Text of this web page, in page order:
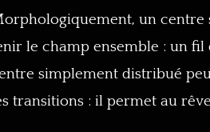
un centre
le champ ensemble : un
simplement distribué
transitions : il permet au